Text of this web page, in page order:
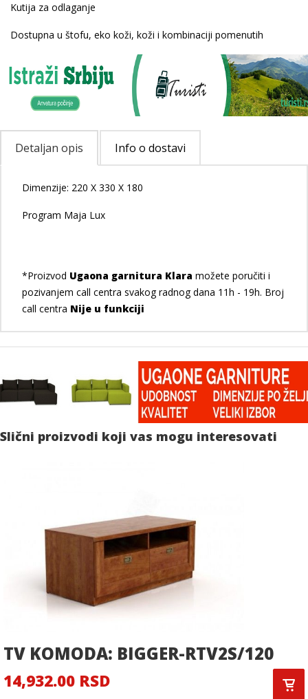
Kutija za odlaganje
Dostupna u štofu, eko koži, koži i kombinaciji pomenutih
Detaljan opis Info o dostavi
Dimenzije: 220 X 330 X 180
Program Maja Lux
*Proizvod Ugaona garnitura Klara možete poručiti i
pozivanjem call centra svakog radnog dana 11h - 19h. Broj
call centra Nije u funkciji
Slični proizvodi koji vas mogu interesovati
TV KOMODA: BIGGER-RTV2S/120
14,932.00 RSD